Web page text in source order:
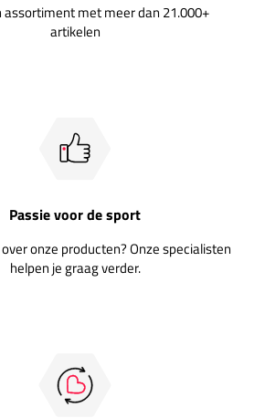
assortiment met meer dan 21.000+
artikelen
Passie voor de sport
onze producten? Onze specialisten
helpen je graag verder.